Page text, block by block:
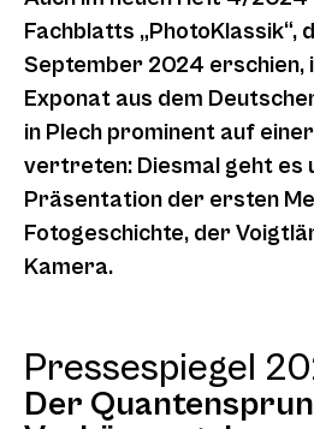
Fachblatts „PhotoKlassik“,
September 2024 erschien,
Exponat aus dem
in Plech prominent auf
vertreten: Diesmal geht es
Präsentation der ersten
Fotogeschichte, der
Kamera.
Pressespiegel
Der